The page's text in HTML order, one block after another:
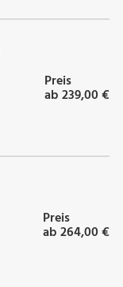
Preis
ab 239,00 €
Preis
ab 264,00 €